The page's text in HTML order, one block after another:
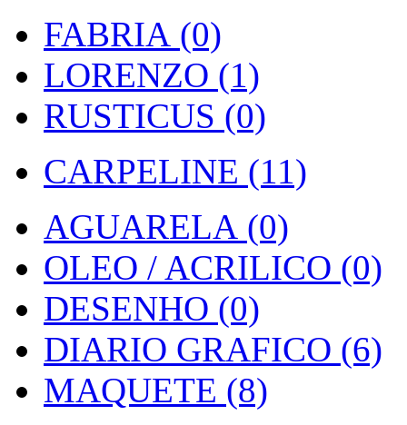
FABRIA (0)
LORENZO (1)
RUSTICUS (0)
CARPELINE (11)
AGUARELA (0)
OLEO / ACRILICO (0)
DESENHO (0)
DIARIO GRAFICO (6)
MAQUETE (8)